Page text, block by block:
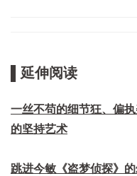
▌延伸阅读
一丝不苟的细节狂、偏
的坚持艺术
跳进今敏《盗梦侦探》